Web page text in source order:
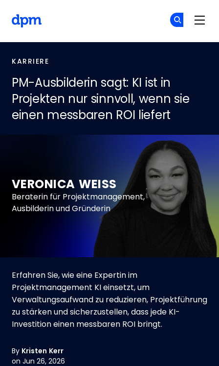
KARRIERE
PM-Ausbilderin sagt: KI ist in
Projekten nur sinnvoll, wenn sie
einen messbaren ROI liefert
Erfahren Sie, wie eine Expertin im
Projektmanagement KI einsetzt, um
Verwaltungsaufwand zu reduzieren, Projektführung
zu stärken und sicherzustellen, dass jede KI-
Investition einen messbaren ROI bringt.
VERONICA WEISS
Beraterin für Projektmanagement,
Ausbilderin und Gründerin
By Kristen Kerr
on Jun 26, 2026